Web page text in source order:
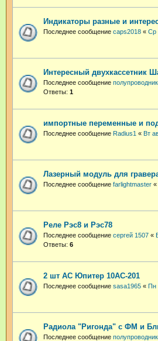
Индикаторы разные и
Последнее сообщение caps2018 « Ср
Интересный двухкассетник
Последнее сообщение полупроводник
Ответы: 1
импортные переменные и
Последнее сообщение Radius1 « Вт
Лазерный модуль для
Последнее сообщение farlightmaster «
Реле Рэс8 и Рэс78
Последнее сообщение сергей 1507 «
Ответы: 6
2 шт АС Юпитер 10АС-201
Последнее сообщение sasa1965 « Пн
Радиола "Ригонда" с ФМ и
Последнее сообщение полупроводник